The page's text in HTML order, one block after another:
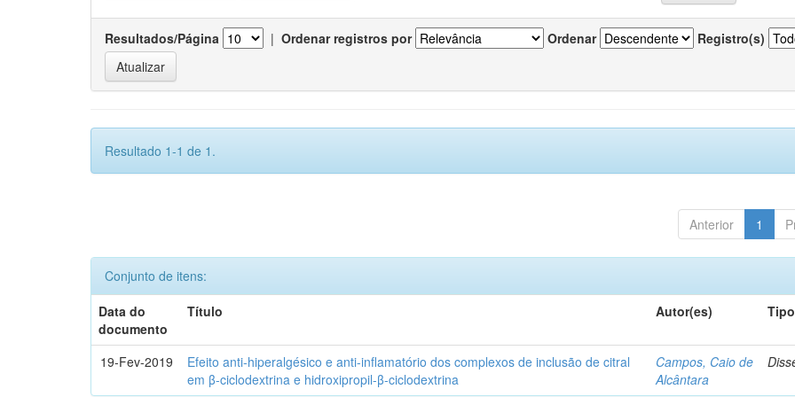
Resultados/Página | Ordenar registros por Ordenar Registro(s)
Resultado 1-1 de 1.
Anterior 1
Conjunto de itens:
Data do
documento
Título Autor(es) Tipo
19-Fev-2019
Efeito anti-hiperalgésico e anti-inflamatório dos complexos de inclusão de citral
em β-ciclodextrina e hidroxipropil-β-ciclodextrina
Campos, Caio de
Alcântara